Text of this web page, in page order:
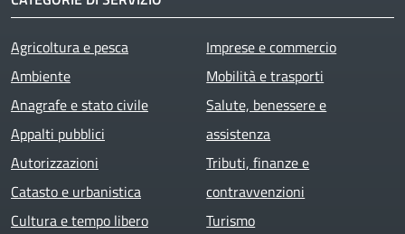
Agricoltura e pesca
Ambiente
Anagrafe e stato civile
Appalti pubblici
Autorizzazioni
Catasto e urbanistica
Cultura e tempo libero
Imprese e commercio
Mobilità e trasporti
Salute, benessere e
assistenza
Tributi, finanze e
contravvenzioni
Turismo